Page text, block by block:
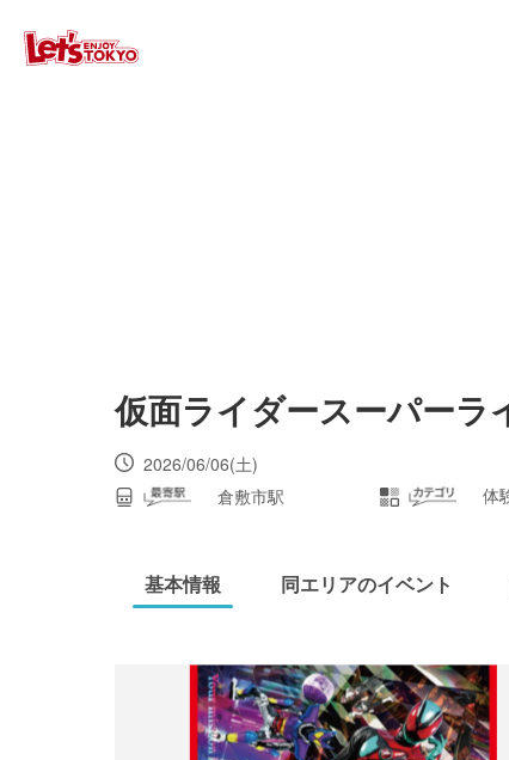
仮面ライダースーパーラ
2026/06/06(土)
倉敷市駅
体
基本情報 同エリアのイベント